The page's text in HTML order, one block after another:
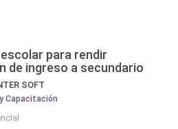
para rendir
de ingreso a secundario
SOFT
Capacitación